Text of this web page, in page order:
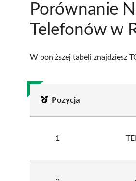
Porównanie
Telefonów w
W poniższej tabeli znajdziesz
Pozycja
1